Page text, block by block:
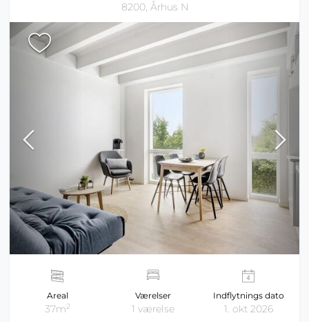
8200, Århus N
Areal
37m2
Værelser
1 værelse
Indflytnings dato
1. okt 2026